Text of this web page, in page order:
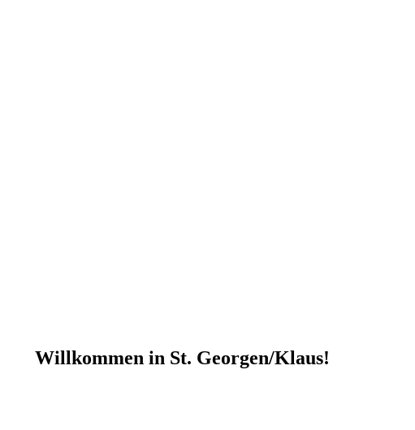
Willkommen in St. Georgen/Klaus!